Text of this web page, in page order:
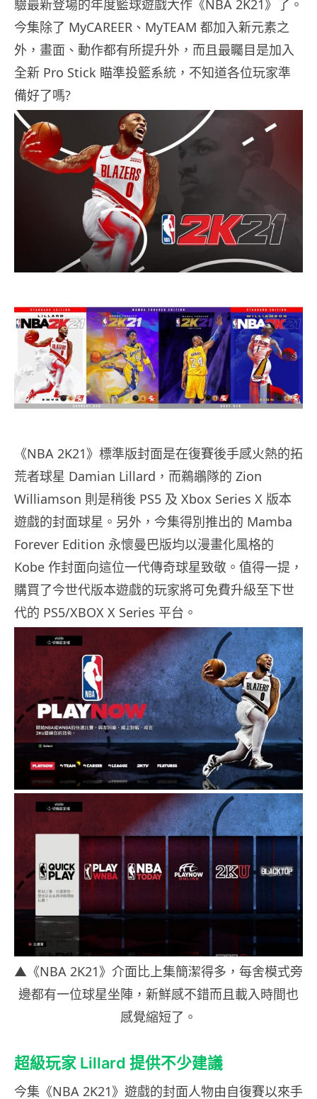
驗最新登場的年度籃球遊戲大作《NBA 2K21》了。
今集除了 MyCAREER、MyTEAM 都加入新元素之
外，畫面、動作都有所提升外，而且最矚目是加入
全新 Pro Stick 瞄準投籃系統，不知道各位玩家準
備好了嗎?
《NBA 2K21》標準版封面是在復賽後手感火熱的拓
荒者球星 Damian Lillard，而鵜鶘隊的 Zion
Williamson 則是稍後 PS5 及 Xbox Series X 版本
遊戲的封面球星。另外，今集得別推出的 Mamba
Forever Edition 永懷曼巴版均以漫畫化風格的
Kobe 作封面向這位一代傳奇球星致敬。值得一提，
購買了今世代版本遊戲的玩家將可免費升級至下世
代的 PS5/XBOX X Series 平台。
▲《NBA 2K21》介面比上集簡潔得多，每舍模式旁
邊都有一位球星坐陣，新鮮感不錯而且載入時間也
感覺縮短了。
超級玩家 Lillard 提供不少建議
今集 《NBA 2K21》遊戲的封面人物由自復賽以來手